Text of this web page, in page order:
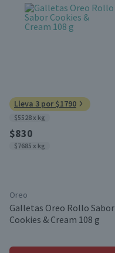
Lleva 3 por $1790
$5528 x kg
$830
$7685 x kg
Oreo
Galletas Oreo Rollo Sabor
Cookies & Cream 108 g